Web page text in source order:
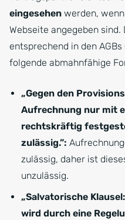
eingesehen werden,
Webseite angegeben
entsprechend in den
folgende abmahnfähige
„Gegen den
Aufrechnung nur mit
rechtskräftig
zulässig.”:
zulässig, daher ist
unzulässig.
„Salvatorische
wird durch eine